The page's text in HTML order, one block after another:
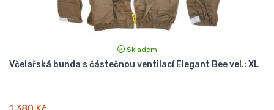
Skladem
Včelařská bunda s částečnou ventilací Elegant Bee vel.: XL